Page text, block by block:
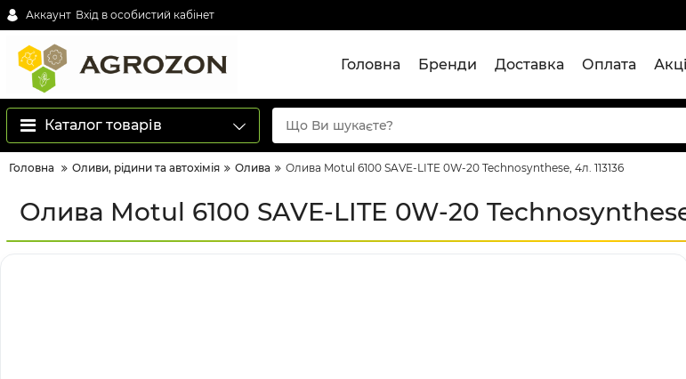
Аккаунт Вхід в особистий кабінет
Головна Бренди Доставка Оплата
Каталог товарів
Головна Оливи, рідини та автохімія Олива Олива Motul 6100 SAVE-LITE 0W-20 Technosynthese, 4л. 113136
Олива Motul 6100 SAVE-LITE 0W-20